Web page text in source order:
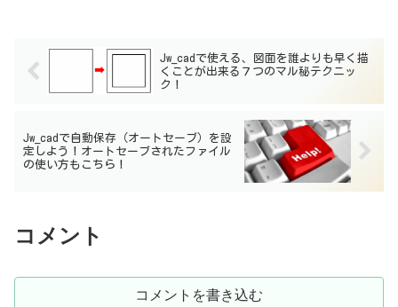
Jw_cadで使える、図面を誰よりも早く描
くことが出来る７つのマル秘テクニッ
ク！
Jw_cadで自動保存（オートセーブ）を設
定しよう！オートセーブされたファイル
の使い方もこちら！
コメント
コメントを書き込む